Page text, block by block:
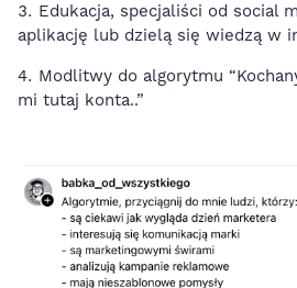
Edukacja, specjaliści od social
aplikację lub dzielą się wiedzą w
Modlitwy do algorytmu
mi tutaj konta..”